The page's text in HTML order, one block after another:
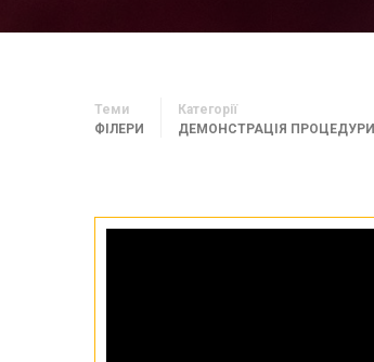
Теми
ФІЛЕРИ
Категорії
ДЕМОНСТРАЦІЯ ПРОЦЕДУРИ